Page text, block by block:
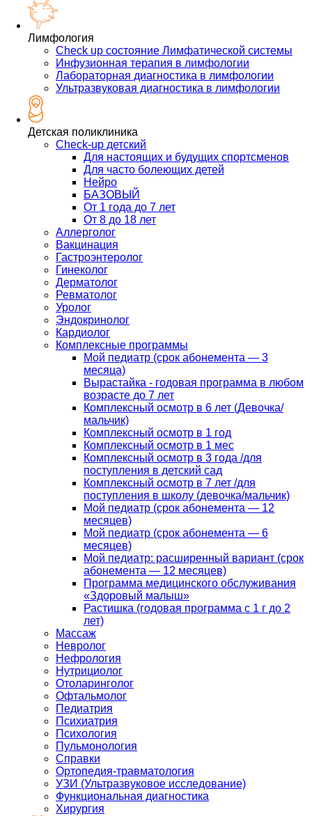
Лимфология
Check up состояние Лимфатической системы
Инфузионная терапия в лимфологии
Лабораторная диагностика в лимфологии
Ультразвуковая диагностика в лимфологии
Детская поликлиника
Check-up детский
Для настоящих и будущих спортсменов
Для часто болеющих детей
Нейро
БАЗОВЫЙ
От 1 года до 7 лет
От 8 до 18 лет
Аллерголог
Вакцинация
Гастроэнтеролог
Гинеколог
Дерматолог
Ревматолог
Уролог
Эндокринолог
Кардиолог
Комплексные программы
Мой педиатр (срок абонемента — 3
месяца)
Вырастайка - годовая программа в любом
возрасте до 7 лет
Комплексный осмотр в 6 лет (Девочка/
мальчик)
Комплексный осмотр в 1 год
Комплексный осмотр в 1 мес
Комплексный осмотр в 3 года /для
поступления в детский сад
Комплексный осмотр в 7 лет /для
поступления в школу (девочка/мальчик)
Мой педиатр (срок абонемента — 12
месяцев)
Мой педиатр (срок абонемента — 6
месяцев)
Мой педиатр: расширенный вариант (срок
абонемента — 12 месяцев)
Программа медицинского обслуживания
«Здоровый малыш»
Растишка (годовая программа с 1 г до 2
лет)
Массаж
Невролог
Нефрология
Нутрициолог
Отоларинголог
Офтальмолог
Педиатрия
Психиатрия
Психология
Пульмонология
Справки
Ортопедия-травматология
УЗИ (Ультразвуковое исследование)
Функциональная диагностика
Хирургия